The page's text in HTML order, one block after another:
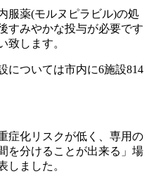
服薬(モルヌピラビル)の処
すみやかな投与が必要です
致します。
については市内に6施設814
症化リスクが低く、専用の
を分けることが出来る」場
しました。